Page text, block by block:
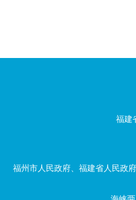
福建
福州市人民政府、福建省人民政